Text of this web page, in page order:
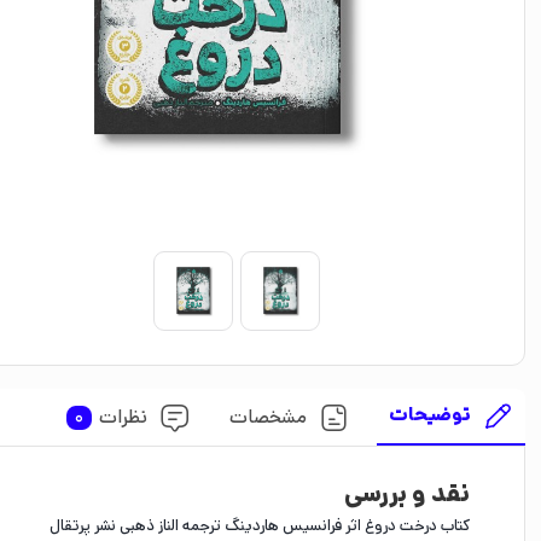
توضیحات مشخصات نظرات 0
نقد و بررسی
کتاب درخت دروغ اثر فرانسیس هاردینگ ترجمه الناز ذهبی نشر پرتقال